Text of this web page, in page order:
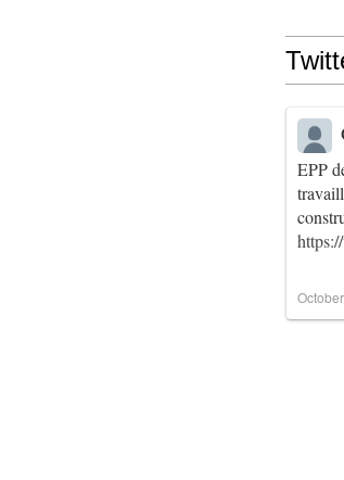
EPP